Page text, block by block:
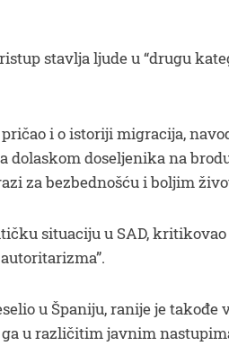
stavlja ljude u “drugu
i o istoriji migracija,
dolaskom doseljenika na
za bezbednošću i boljim
situaciju u SAD,
u Španiju, ranije je
u različitim javnim